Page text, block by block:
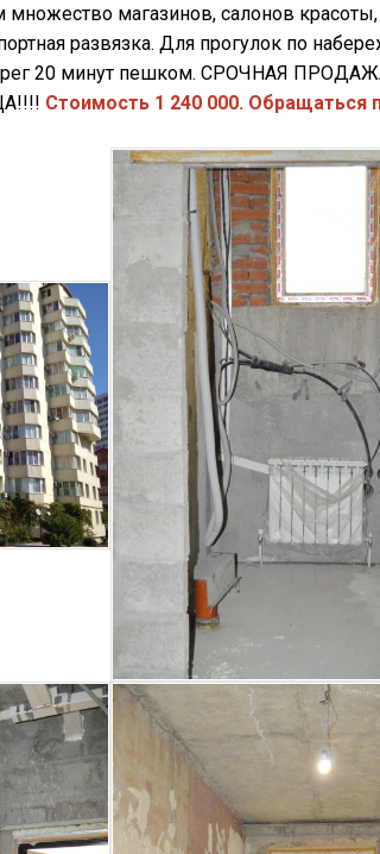
магазинов, салонов
развязка. Для прогулок по
20 минут пешком. СРОЧНАЯ
Стоимость 1 240 000. Обращаться